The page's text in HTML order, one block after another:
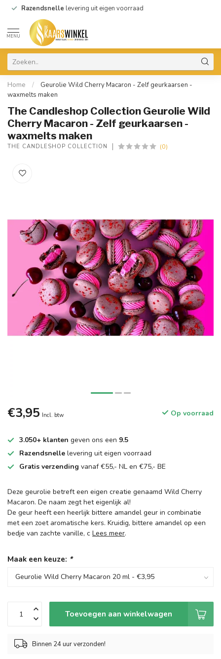
Razendsnelle levering uit eigen voorraad
MENU
Home /
Geurolie Wild Cherry Macaron - Zelf geurkaarsen -
waxmelts maken
The Candleshop Collection Geurolie Wild
Cherry Macaron - Zelf geurkaarsen -
waxmelts maken
THE CANDLESHOP COLLECTION (0)
€3,95 Incl. btw Op voorraad
3.050+ klanten geven ons een 9.5
Razendsnelle levering uit eigen voorraad
Gratis verzending vanaf €55,- NL en €75,- BE
Deze geurolie betreft een eigen creatie genaamd Wild Cherry
Macaron. De naam zegt het eigenlijk al!
De geur heeft een heerlijk bittere amandel geur in combinatie
met een zoet aromatische kers. Kruidig, bittere amandel op een
bedje van zachte vanille, c Lees meer.
Maak een keuze: *
Toevoegen aan winkelwagen
Binnen 24 uur verzonden!